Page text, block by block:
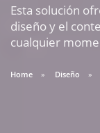
Esta solución
diseño y el
cualquier
Home Diseño